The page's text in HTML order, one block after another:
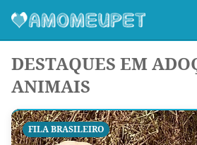
DESTAQUES EM
ANIMAIS
FILA BRASILEIRO